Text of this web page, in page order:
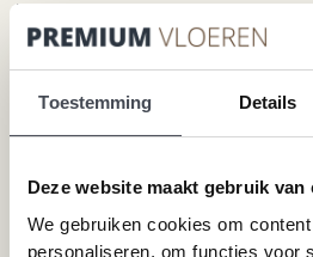
Toestemming Details
Deze website maakt gebruik van
We gebruiken cookies om
personaliseren, om functies voor
Megavisgraat PVC vloeren
Hongaarse punt PVC vloeren
Betonlook PVC vloeren
Houtlook PVC vloeren